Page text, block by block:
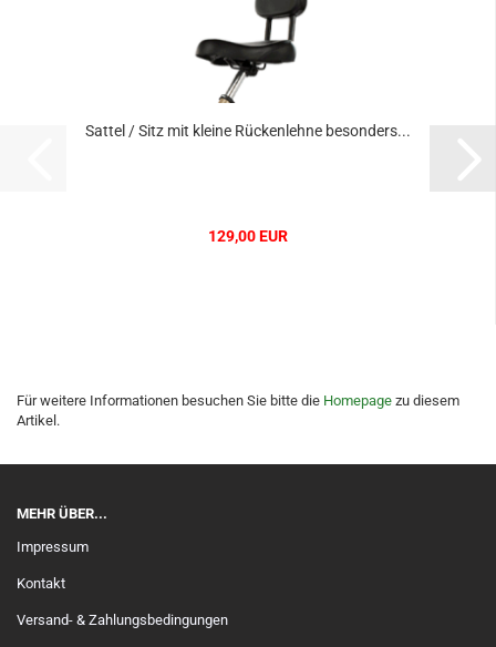
Sattel / Sitz mit kleine Rückenlehne besonders...
129,00 EUR
Für weitere Informationen besuchen Sie bitte die Homepage zu diesem
Artikel.
MEHR ÜBER...
Impressum
Kontakt
Versand- & Zahlungsbedingungen